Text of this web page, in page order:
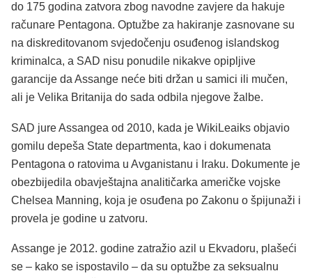
do 175 godina zatvora zbog navodne zavjere da hakuje
računare Pentagona. Optužbe za hakiranje zasnovane su
na diskreditovanom svjedočenju osuđenog islandskog
kriminalca, a SAD nisu ponudile nikakve opipljive
garancije da Assange neće biti držan u samici ili mučen,
ali je Velika Britanija do sada odbila njegove žalbe.
SAD jure Assangea od 2010, kada je WikiLeaiks objavio
gomilu depeša State departmenta, kao i dokumenata
Pentagona o ratovima u Avganistanu i Iraku. Dokumente je
obezbijedila obavještajna analitičarka američke vojske
Chelsea Manning, koja je osuđena po Zakonu o špijunaži i
provela je godine u zatvoru.
Assange je 2012. godine zatražio azil u Ekvadoru, plašeći
se – kako se ispostavilo – da su optužbe za seksualnu